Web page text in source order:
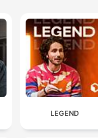
LEGEND